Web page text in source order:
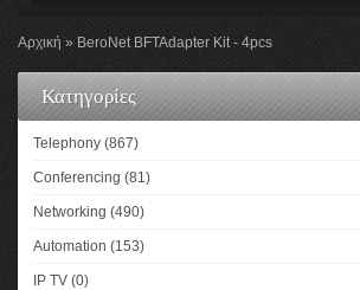
Αρχική BeroNet BFTAdapter Kit - 4pcs
Κατηγορίες
Telephony (867)
Conferencing (81)
Networking (490)
Automation (153)
IP TV (0)